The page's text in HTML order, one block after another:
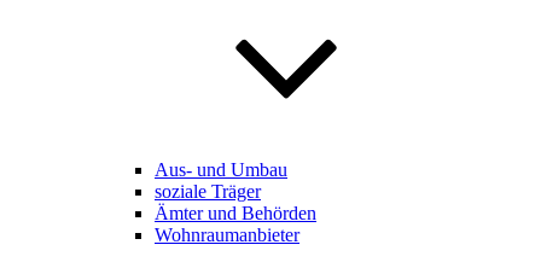
Aus- und Umbau
soziale Träger
Ämter und Behörden
Wohnraumanbieter